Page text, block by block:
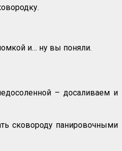
и… ну вы поняли.
– досаливаем и
сковороду панировочными